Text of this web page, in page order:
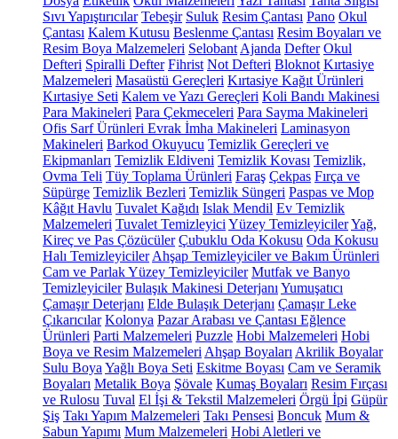
Sıvı Yapıştırıcılar Tebeşir Suluk Resim Çantası Pano Okul
Çantası Kalem Kutusu Beslenme Çantası Resim Boyaları ve
Resim Boya Malzemeleri Selobant Ajanda Defter Okul
Defteri Spiralli Defter Fihrist Not Defteri Bloknot Kırtasiye
Malzemeleri Masaüstü Gereçleri Kırtasiye Kağıt Ürünleri
Kırtasiye Seti Kalem ve Yazı Gereçleri Koli Bandı Makinesi
Para Makineleri Para Çekmeceleri Para Sayma Makineleri
Ofis Sarf Ürünleri Evrak İmha Makineleri Laminasyon
Makineleri Barkod Okuyucu Temizlik Gereçleri ve
Ekipmanları Temizlik Eldiveni Temizlik Kovası Temizlik,
Ovma Teli Tüy Toplama Ürünleri Faraş Çekpas Fırça ve
Süpürge Temizlik Bezleri Temizlik Süngeri Paspas ve Mop
Kâğıt Havlu Tuvalet Kağıdı Islak Mendil Ev Temizlik
Malzemeleri Tuvalet Temizleyici Yüzey TemizleyicilerYağ,
Kireç ve Pas Çözücüler Çubuklu Oda Kokusu Oda Kokusu
Halı Temizleyiciler Ahşap Temizleyiciler ve Bakım Ürünleri
Cam ve Parlak Yüzey Temizleyiciler Mutfak ve Banyo
Temizleyiciler Bulaşık Makinesi Deterjanı Yumuşatıcı
Çamaşır Deterjanı Elde Bulaşık Deterjanı Çamaşır Leke
Çıkarıcılar Kolonya Pazar Arabası ve Çantası Eğlence
Ürünleri Parti Malzemeleri Puzzle Hobi Malzemeleri Hobi
Boya ve Resim Malzemeleri Ahşap Boyaları Akrilik Boyalar
Sulu Boya Yağlı Boya Seti Eskitme Boyası Cam ve Seramik
Boyaları Metalik Boya Şövale Kumaş Boyaları Resim Fırçası
ve Rulosu Tuval El İşi & Tekstil Malzemeleri Örgü İpi Güpür
Şiş Takı Yapım Malzemeleri Takı Pensesi Boncuk Mum &
Sabun Yapımı Mum Malzemeleri Hobi Aletleri ve